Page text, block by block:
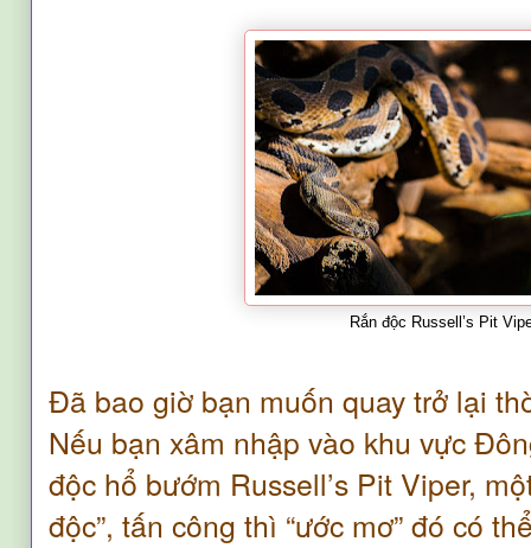
Rắn độc Russell’s Pit
Đã bao giờ bạn muốn quay trở lại
Nếu bạn xâm nhập vào khu vực
độc hổ bướm Russell’s Pit Viper,
độc”, tấn công thì “ước mơ” đó có